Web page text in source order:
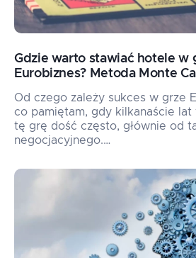
Gdzie warto stawiać hotele w
Eurobiznes? Metoda Monte
Od czego zależy sukces w grze
co pamiętam, gdy kilkanaście lat
tę grę dość często, głównie od
negocjacyjnego.…